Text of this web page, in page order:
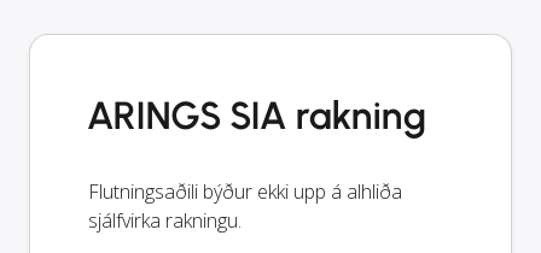
ARINGS SIA rakning
Flutningsaðili býður ekki upp á alhliða
sjálfvirka rakningu.